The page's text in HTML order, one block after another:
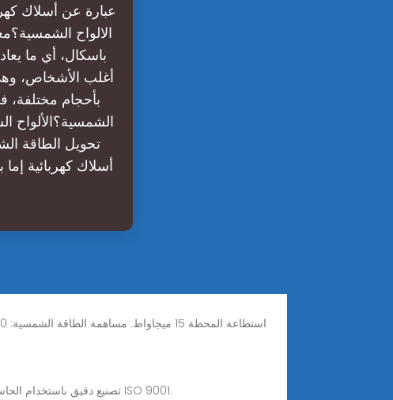
عبارة عن أسلاك
أغلب الأشخاص، وهي
بأحجام مختلفة،
الشمسية؟الألواح
تحويل الطاقة
أسلاك كهربائية
1 day ago · تصنيع دقيق باستخدام الحاسب الآلي لقضبان تركيب الألواح الشمسية. قضبان من الألومنيوم والفولاذ بتفاوت ±0.010، حاصلة على شهادة ISO 9001.